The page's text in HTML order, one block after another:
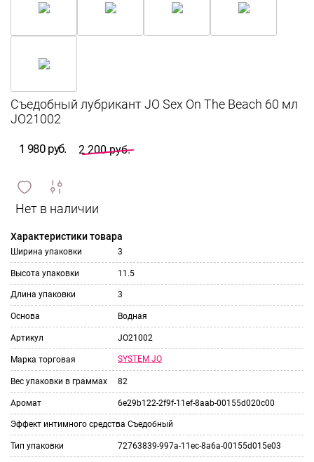
1 980 руб. 2 200 руб.
и
сравнить
ИЗБРАННОЕ
Характеристики товара
Ширина упаковки 3
Высота упаковки 11.5
Длина упаковки 3
Основа Водная
Артикул JO21002
Марка торговая SYSTEM JO
Вес упаковки в граммах 82
Аромат 6e29b122-2f9f-11ef-8aab-00155d020c00
Эффект интимного средства Съедобный
Тип упаковки 72763839-997a-11ec-8a6a-00155d015e03